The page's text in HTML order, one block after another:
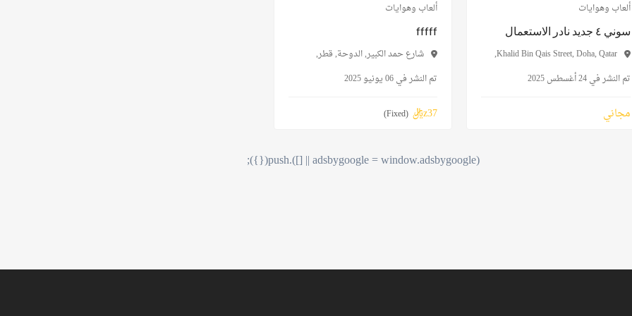
ألعاب وهوايات
سوني ٤ جديد نادر الاستعمال
Khalid Bin Qais Street, Doha, Qatar,
تم النشر في 24 أغسطس 2025
مجاني
ألعاب وهوايات
fffff
شارع حمد الكبير, الدوحة, قطر,
تم النشر في 06 يونيو 2025
z37﷼ (Fixed)
(adsbygoogle = window.adsbygoogle || []).push({});